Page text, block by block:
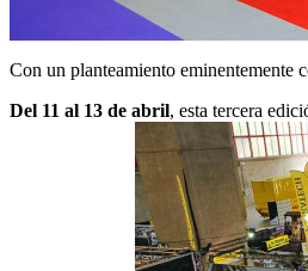
Con un planteamiento eminentemente
Del 11 al 13 de abril, esta tercera